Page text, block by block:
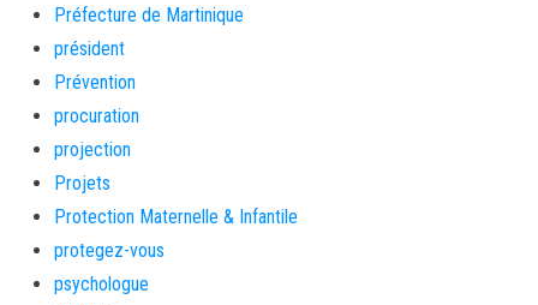
Préfecture de Martinique
président
Prévention
procuration
projection
Projets
Protection Maternelle & Infantile
protegez-vous
psychologue